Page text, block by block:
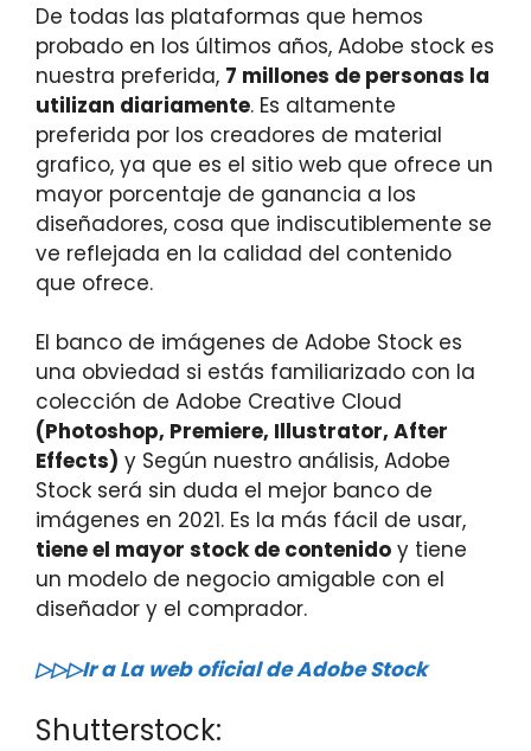
De todas las plataformas que hemos
probado en los últimos años, Adobe stock es
nuestra preferida, 7 millones de personas la
utilizan diariamente. Es altamente
preferida por los creadores de material
grafico, ya que es el sitio web que ofrece un
mayor porcentaje de ganancia a los
diseñadores, cosa que indiscutiblemente se
ve reflejada en la calidad del contenido
que ofrece.
El banco de imágenes de Adobe Stock es
una obviedad si estás familiarizado con la
colección de Adobe Creative Cloud
(Photoshop, Premiere, Illustrator, After
Effects) y Según nuestro análisis, Adobe
Stock será sin duda el mejor banco de
imágenes en 2021. Es la más fácil de usar,
tiene el mayor stock de contenido y tiene
un modelo de negocio amigable con el
diseñador y el comprador.
▷▷▷Ir a La web oficial de Adobe Stock
Shutterstock: